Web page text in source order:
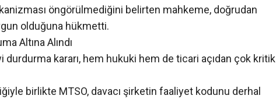
öngörülmediğini belirten mahkeme, doğrudan
olduğuna hükmetti.
Altına Alındı
kararı, hem hukuki hem de ticari açıdan çok kritik
birlikte MTSO, davacı şirketin faaliyet kodunu derhal